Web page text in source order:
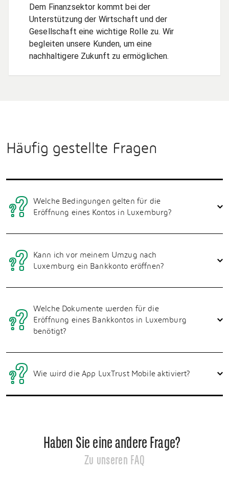
Dem Finanzsektor kommt bei der
Unterstützung der Wirtschaft und der
Gesellschaft eine wichtige Rolle zu. Wir
begleiten unsere Kunden, um eine
nachhaltigere Zukunft zu ermöglichen.
Häufig gestellte Fragen
Welche Bedingungen gelten für die
Eröffnung eines Kontos in Luxemburg?
Kann ich vor meinem Umzug nach
Luxemburg ein Bankkonto eröffnen?
Welche Dokumente werden für die
Eröffnung eines Bankkontos in Luxemburg
benötigt?
Wie wird die App LuxTrust Mobile aktiviert?
Haben Sie eine andere Frage?
Zu unseren FAQ